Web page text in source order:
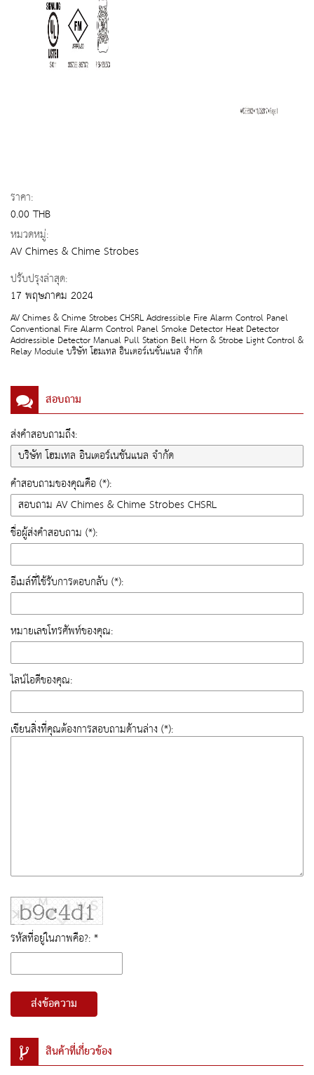
ราคา:
0.00 THB
หมวดหมู่:
AV Chimes & Chime Strobes
ปรับปรุงล่าสุด:
17 พฤษภาคม 2024
AV Chimes & Chime Strobes CHSRL Addressible Fire Alarm Control Panel
Conventional Fire Alarm Control Panel Smoke Detector Heat Detector
Addressible Detector Manual Pull Station Bell Horn & Strobe Light Control &
Relay Module บริษัท โฮมเทล อินเตอร์เนชั่นแนล จำกัด
สอบถาม
ส่งคำสอบถามถึง:
คำสอบถามของคุณคือ (*):
ชื่อผู้ส่งคำสอบถาม (*):
อีเมล์ที่ใช้รับการตอบกลับ (*):
หมายเลขโทรศัพท์ของคุณ:
ไลน์ไอดีของคุณ:
เขียนสิ่งที่คุณต้องการสอบถามด้านล่าง (*):
รหัสที่อยู่ในภาพคือ?: *
ส่งข้อความ
สินค้าที่เกี่ยวข้อง